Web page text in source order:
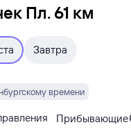
Пл. 61 км
Завтра
времени
Прибывающие